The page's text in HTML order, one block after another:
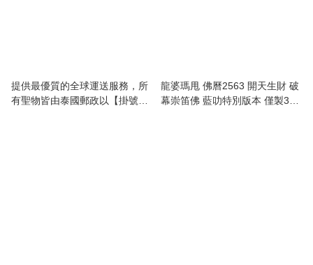
提供最優質的全球運送服務，所
有聖物皆由泰國郵政以【掛號空
龍婆瑪甩 佛曆2563 開天生財 破
幕崇笛佛 藍叻特別版本 僅製35